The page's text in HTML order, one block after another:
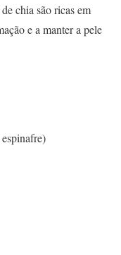
chia são ricas em
e a manter a pele